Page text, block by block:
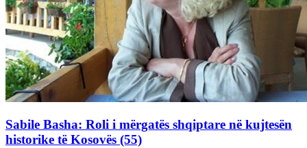
Sabile Basha: Roli i mërgatës shqiptare në kujtesën
historike të Kosovës (55)